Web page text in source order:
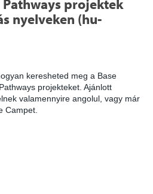
projektek
nyelveken (hu-
keresheted meg a Base
projekteket. Ajánlott
valamennyire angolul, vagy már
Campet.